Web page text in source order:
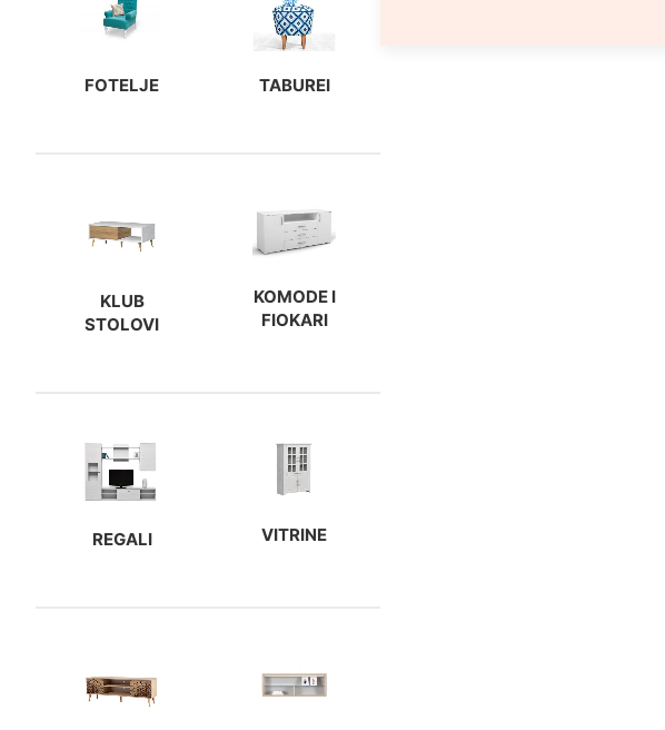
FOTELJE TABUREI
KLUB
STOLOVI
KOMODE I
FIOKARI
REGALI VITRINE